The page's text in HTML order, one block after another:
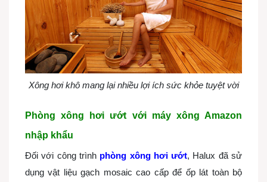
Xông hơi khô mang lại nhiều lợi ích sức khỏe tuyệt vời
Phòng xông hơi ướt với máy xông Amazon
nhập khẩu
Đối với công trình phòng xông hơi ướt, Halux đã sử
dụng vật liệu gạch mosaic cao cấp để ốp lát toàn bộ